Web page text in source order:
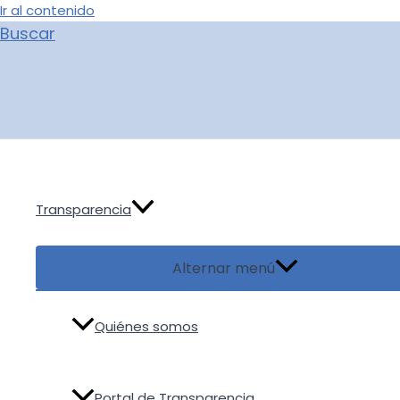
Ir al contenido
Buscar
Transparencia
Alternar menú
Quiénes somos